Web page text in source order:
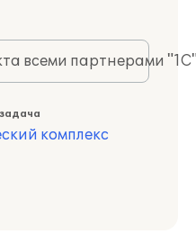
всеми партнерами
комплекс